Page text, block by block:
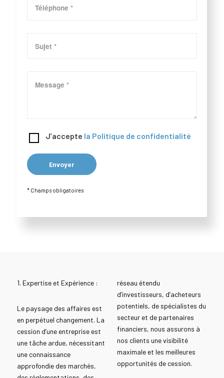
J’accepte la Politique de confidentialité
* Champs obligatoires
1. Expertise et Expérience :
Le paysage des affaires est
en perpétuel changement. La
cession d’une entreprise est
une tâche ardue, nécessitant
une connaissance
approfondie des marchés,
réseau étendu
d’investisseurs, d’acheteurs
potentiels, de spécialistes du
secteur et de partenaires
financiers, nous assurons à
nos clients une visibilité
maximale et les meilleures
opportunités de cession.